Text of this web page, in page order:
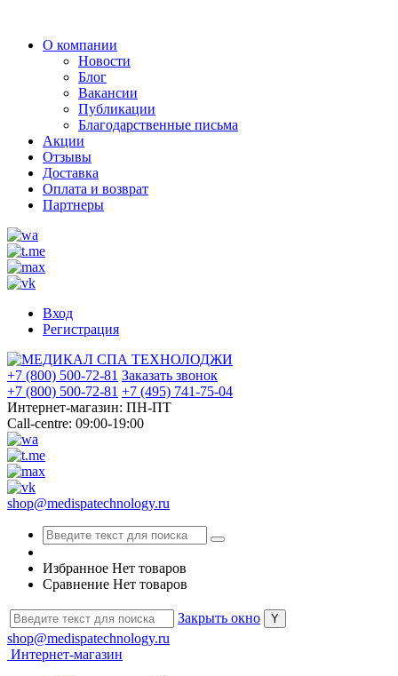
О компании
Новости
Блог
Вакансии
Публикации
Благодарственные письма
Акции
Отзывы
Доставка
Оплата и возврат
Партнеры
Вход
Регистрация
+7 (800) 500-72-81 Заказать звонок
+7 (800) 500-72-81 +7 (495) 741-75-04
Интернет-магазин: ПН-ПТ
Call-centre: 09:00-19:00
shop@medispatechnology.ru
Избранное Нет товаров
Сравнение Нет товаров
Закрыть окно
shop@medispatechnology.ru
Интернет-магазин